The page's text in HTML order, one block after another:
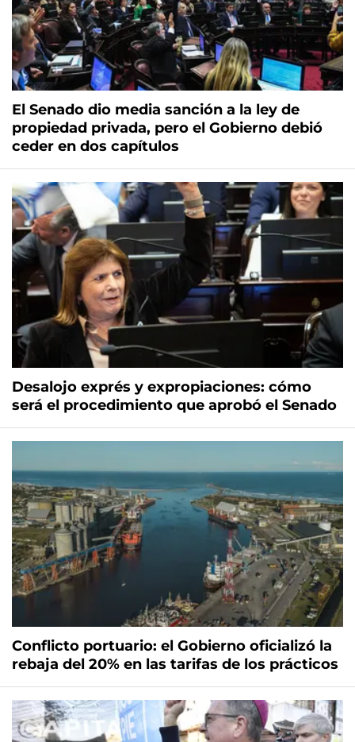
El Senado dio media sanción a la ley de
propiedad privada, pero el Gobierno debió
ceder en dos capítulos
Desalojo exprés y expropiaciones: cómo
será el procedimiento que aprobó el Senado
Conflicto portuario: el Gobierno oficializó la
rebaja del 20% en las tarifas de los prácticos